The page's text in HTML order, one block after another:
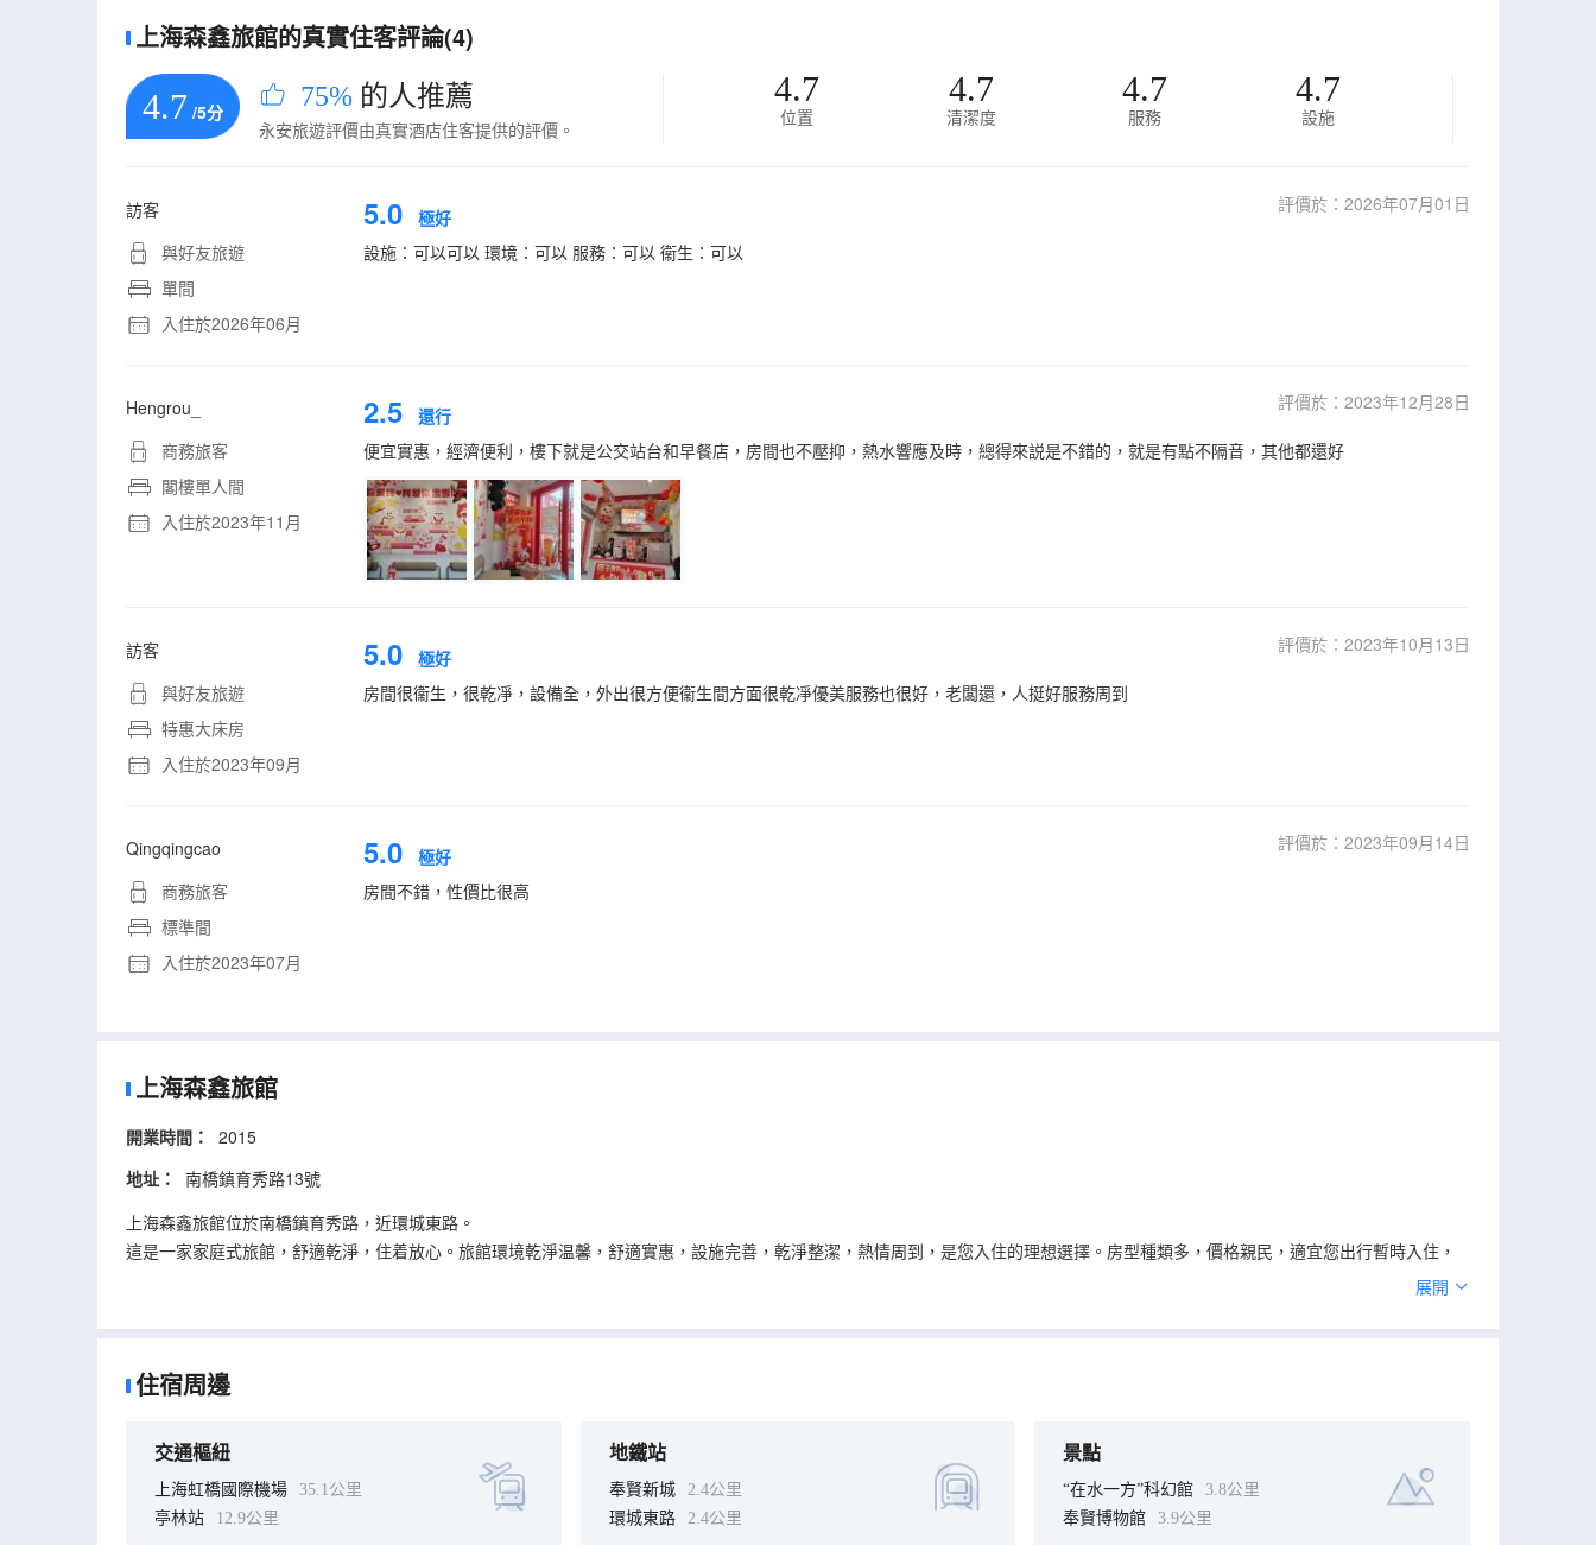
上海森鑫旅館的真實住客評論(4)
4.7 /5分 75% 的人推薦
永安旅遊評價由真實酒店住客提供的評價。
4.7
位置
4.7
清潔度
4.7
服務
4.7
設施
訪客
與好友旅遊
單間
入住於2026年06月
5.0 極好
評價於：2026年07月01日
設施：可以可以 環境：可以 服務：可以 衞生：可以
Hengrou_
商務旅客
閣樓單人間
入住於2023年11月
2.5 還行
評價於：2023年12月28日
便宜實惠，經濟便利，樓下就是公交站台和早餐店，房間也不壓抑，熱水響應及時，總得來説是不錯的，就是有點不隔音，其他都還好
訪客
與好友旅遊
特惠大床房
入住於2023年09月
5.0 極好
評價於：2023年10月13日
房間很衞生，很乾凈，設備全，外出很方便衞生間方面很乾凈優美服務也很好，老闆還，人挺好服務周到
Qingqingcao
商務旅客
標準間
入住於2023年07月
5.0 極好
評價於：2023年09月14日
房間不錯，性價比很高
上海森鑫旅館
開業時間：
2015
地址：
南橋鎮育秀路13號
上海森鑫旅館位於南橋鎮育秀路，近環城東路。
這是一家家庭式旅館，舒適乾淨，住着放心。旅館環境乾淨温馨，舒適實惠，設施完善，乾淨整潔，熱情周到，是您入住的理想選擇。房型種類多，價格親民，適宜您出行暫時入住，
展開
住宿周邊
交通樞紐
上海虹橋國際機場
35.1公里
亭林站
12.9公里
地鐵站
奉賢新城
2.4公里
環城東路
2.4公里
景點
“在水一方”科幻館
3.8公里
奉賢博物館
3.9公里